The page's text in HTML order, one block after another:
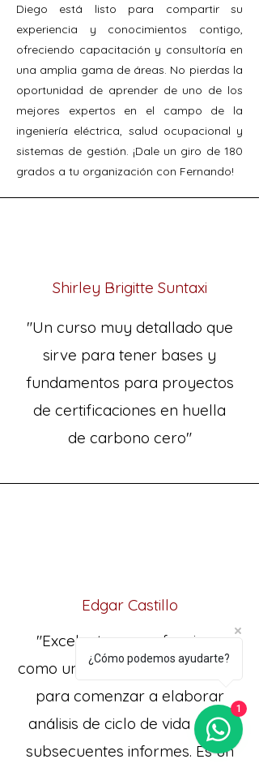
Diego está listo para compartir su
experiencia y conocimientos contigo,
ofreciendo capacitación y consultoría en
una amplia gama de áreas. No pierdas la
oportunidad de aprender de uno de los
mejores expertos en el campo de la
ingeniería eléctrica, salud ocupacional y
sistemas de gestión. ¡Dale un giro de 180
grados a tu organización con Fernando!
Shirley Brigitte Suntaxi
"Un curso muy detallado que
sirve para tener bases y
fundamentos para proyectos
de certificaciones en huella
de carbono cero"
Edgar Castillo
"Excelente curso, funciona
como un buen punto de partida
para comenzar a elaborar
análisis de ciclo de vida y sus
subsecuentes informes. Es un
¿Cómo podemos ayudarte?
1